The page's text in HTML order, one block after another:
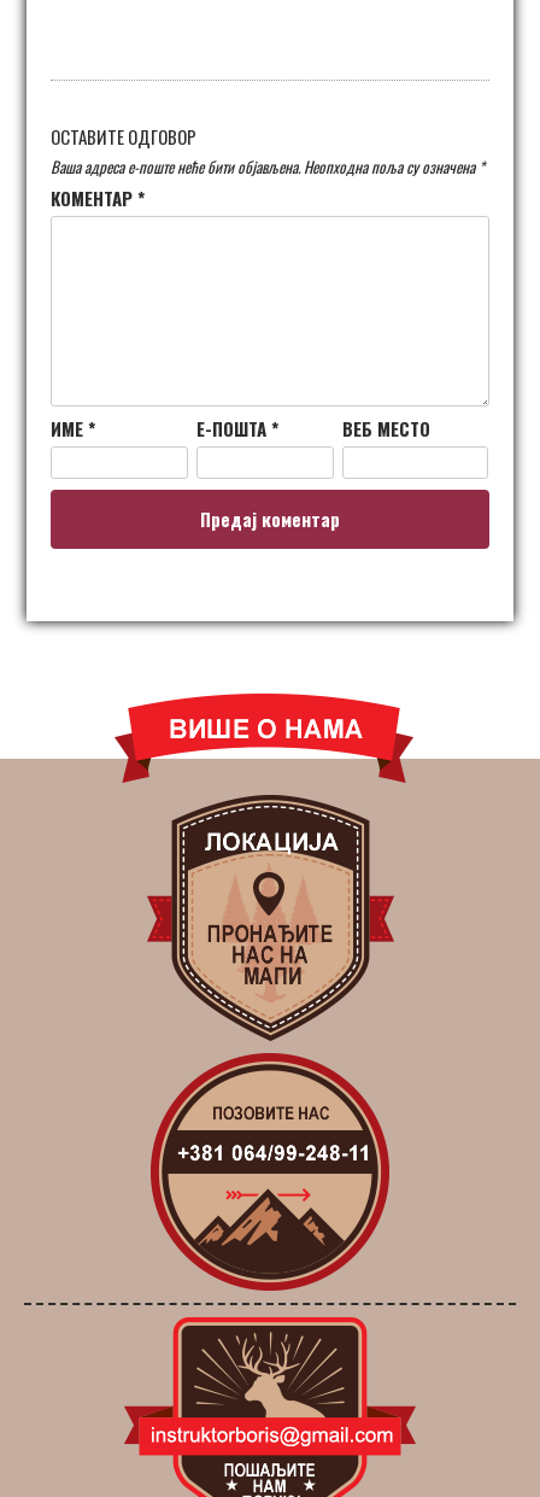
ОСТАВИТЕ ОДГОВОР
Ваша адреса е-поште неће бити објављена.Неопходна поља су означена *
КОМЕНТАР*
ИМЕ* Е-ПОШТА* ВЕБ МЕСТО